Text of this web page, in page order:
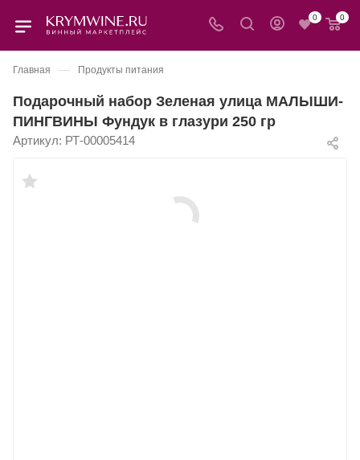
0 0
Главная — Продукты питания
Подарочный набор Зеленая улица МАЛЫШИ-
ПИНГВИНЫ Фундук в глазури 250 гр
Артикул: РТ-00005414